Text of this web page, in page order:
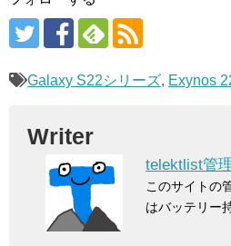
Galaxy S22シリーズ, Exynos
Writer
telektlist管
このサイトの
はバッテリー